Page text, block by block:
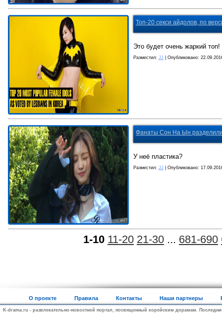
Топ-20 секси айдолов, по
Это будет очень жаркий топ!
Разместил: JJ | Опубликовано:
Фанаты Сон На Ын
У неё пластика?
Разместил: JJ | Опубликовано:
1-10 11-20 21-30 ... 681-690
О проекте Правила Контакты Наши партнеры
K-drama.ru - развлекательно-новостной портал, посвященный корейским дорамам.